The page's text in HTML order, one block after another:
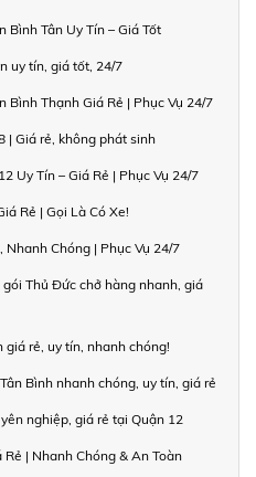
Bình Tân Uy Tín – Giá Tốt
uy tín, giá tốt, 24/7
Bình Thạnh Giá Rẻ | Phục Vụ 24/7
| Giá rẻ, không phát sinh
Uy Tín – Giá Rẻ | Phục Vụ 24/7
Rẻ | Gọi Là Có Xe!
Nhanh Chóng | Phục Vụ 24/7
Thủ Đức chở hàng nhanh, giá
rẻ, uy tín, nhanh chóng!
Bình nhanh chóng, uy tín, giá rẻ
nghiệp, giá rẻ tại Quận 12
| Nhanh Chóng & An Toàn